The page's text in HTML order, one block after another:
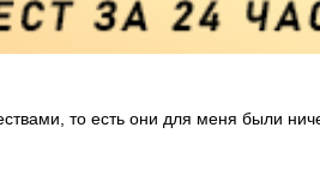
то есть они для меня были